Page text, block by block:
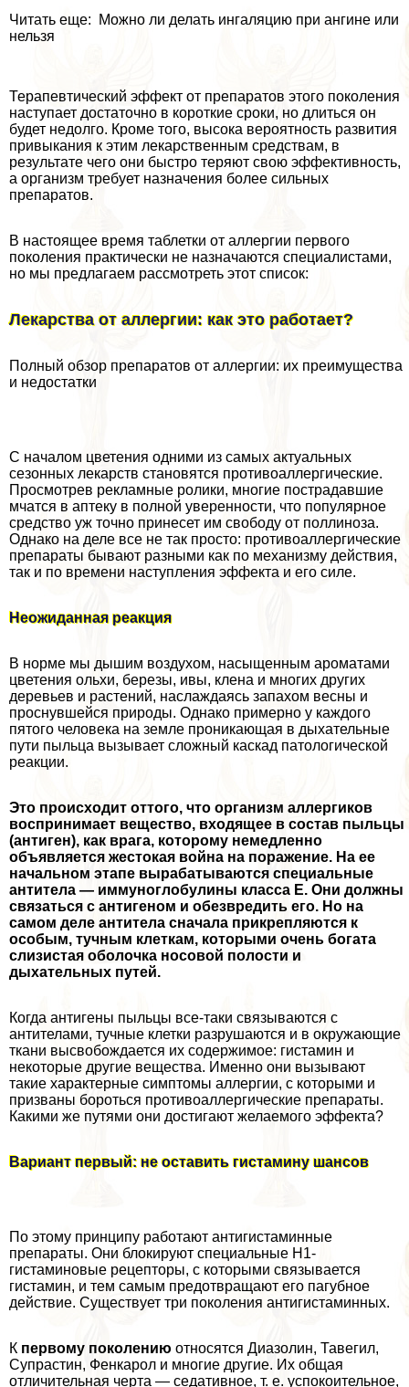
Читать еще: Можно ли делать ингаляцию при ангине или
нельзя
Терапевтический эффект от препаратов этого поколения
наступает достаточно в короткие сроки, но длиться он
будет недолго. Кроме того, высока вероятность развития
привыкания к этим лекарственным средствам, в
результате чего они быстро теряют свою эффективность,
а организм требует назначения более сильных
препаратов.
В настоящее время таблетки от аллергии первого
поколения пpaктически не назначаются специалистами,
но мы предлагаем рассмотреть этот список:
Лекарства от аллергии: как это работает?
Полный обзор препаратов от аллергии: их преимущества
и недостатки
С началом цветения одними из самых актуальных
сезонных лекарств становятся противоаллергические.
Просмотрев рекламные ролики, многие пострадавшие
мчатся в аптеку в полной уверенности, что популярное
средство уж точно принесет им свободу от поллиноза.
Однако на деле все не так просто: противоаллергические
препараты бывают разными как по механизму действия,
так и по времени наступления эффекта и его силе.
Неожиданная реакция
В норме мы дышим воздухом, насыщенным ароматами
цветения ольхи, березы, ивы, клена и многих других
деревьев и растений, наслаждаясь запахом весны и
проснувшейся природы. Однако примерно у каждого
пятого человека на земле проникающая в дыхательные
пути пыльца вызывает сложный каскад патологической
реакции.
Это происходит оттого, что организм аллергиков
воспринимает вещество, входящее в состав пыльцы
(антиген), как врага, которому немедленно
объявляется жестокая война на поражение. На ее
начальном этапе выpaбатываются специальные
антитела — иммуноглобулины класса Е. Они должны
связаться с антигеном и обезвредить его. Но на
самом деле антитела сначала прикрепляются к
особым, тучным клеткам, которыми очень богата
слизистая оболочка носовой полости и
дыхательных путей.
Когда антигены пыльцы все-таки связываются с
антителами, тучные клетки разрушаются и в окружающие
ткани высвобождается их содержимое: гистамин и
некоторые другие вещества. Именно они вызывают
такие хаpaктерные симптомы аллергии, с которыми и
призваны бороться противоаллергические препараты.
Какими же путями они достигают желаемого эффекта?
Вариант первый: не оставить гистамину шансов
По этому принципу работают антигистаминные
препараты. Они блокируют специальные Н1-
гистаминовые рецепторы, с которыми связывается
гистамин, и тем самым предотвращают его пагубное
действие. Существует три поколения антигистаминных.
К первому поколению относятся Диазолин, Тавегил,
Супрастин, Фенкарол и многие другие. Их общая
отличительная черта — седативное, т. е. успокоительное,